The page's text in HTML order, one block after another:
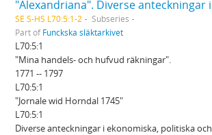
SE S-HS L70:5:1-2
Subseries
Part ofFunckska släktarkivet
L70:5:1
"Mina handels- och hufvud räkningar".
1771 -- 1797
L70:5:1
"Jornale wid Horndal 1745"
L70:5:1
Diverse anteckningar i ekonomiska, politiska